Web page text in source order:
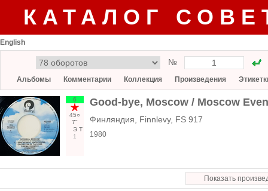
КАТАЛОГ
English
№
Альбомы Комментарии Коллекция Произведения
6
45○
7"
Э Т
1
Good-bye, Moscow / Moscow
Финляндия, Finnlevy, FS 917
1980
Показать